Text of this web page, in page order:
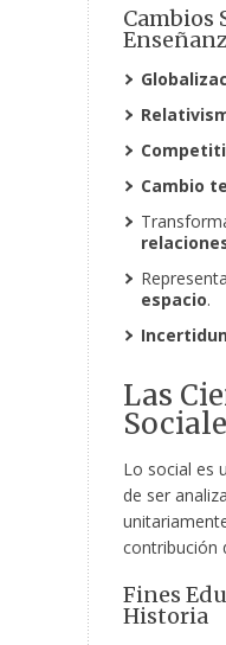
Cambios
Cambio
espacio.
Las
Lo social es
de ser
contribución
Fines
Historia